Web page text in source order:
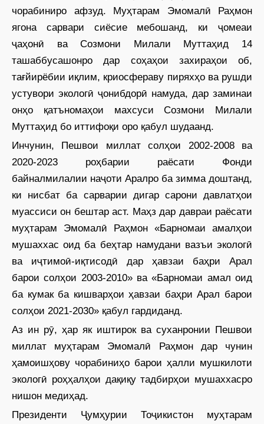
чорабиниро афзуд. Муҳтарам Эмомалӣ Раҳмон
ягона сарвари сиёсие мебошанд, ки ҷомеаи
ҷаҳонӣ ва Созмони Милали Муттаҳид 14
ташаббусашонро дар соҳаҳои захираҳои об,
тағйирёбии иқлим, криосфераву пиряхҳо ва рушди
устувори экологӣ ҷонибдорӣ намуда, дар заминаи
онҳо қатъномаҳои махсуси Созмони Милали
Муттаҳид бо иттифоқи оро қабул шудаанд.
Инчунин, Пешвои миллат солҳои 2002-2008 ва
2020-2023 роҳбарии раё­сати Фонди
байналмилалии наҷоти Аралро ба зимма доштанд,
ки нисбат ба сарварии дигар сарони давлатҳои
муассиси он бештар аст. Маҳз дар давраи раёсати
муҳтарам Эмомалӣ Раҳмон «Барномаи амалҳои
мушаххас оид ба беҳтар намудани вазъи экологӣ
ва иҷтимоӣ-иқтисодӣ дар ҳавзаи баҳри Арал
барои солҳои 2003-2010» ва «Барномаи амал оид
ба кумак ба кишварҳои ҳавзаи баҳри Арал барои
солҳои 2021-2030» қабул гардиданд.
Аз ин рӯ, ҳар як иштирок ва суханронии Пешвои
миллат муҳтарам ­Эмомалӣ Раҳмон дар чунин
ҳамоишҳову чорабиниҳо барои ҳалли мушкилоти
экологӣ роҳҳалҳои дақиқу тадбирҳои мушаххасро
нишон медиҳад.
Президенти Ҷумҳурии Тоҷикис­тон муҳтарам